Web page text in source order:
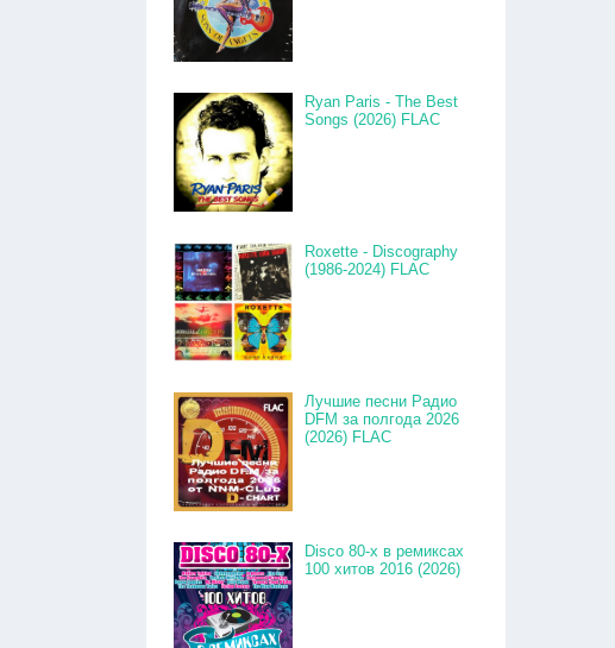
Ryan Paris - The Best
Songs (2026) FLAC
Roxette - Discography
(1986-2024) FLAC
Лучшие песни Радио
DFM за полгода 2026
(2026) FLAC
Disco 80-x в ремиксах
100 хитов 2016 (2026)